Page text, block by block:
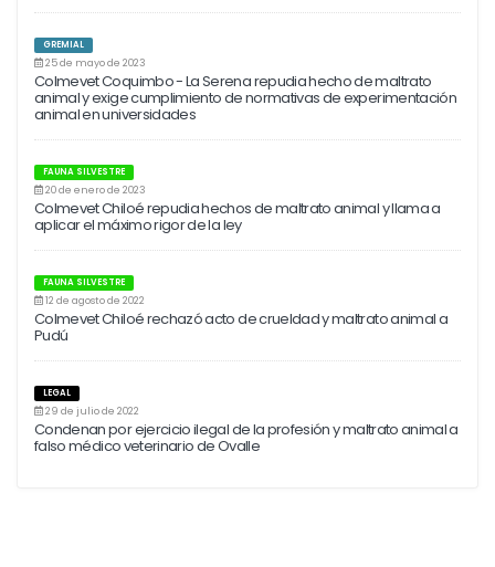
GREMIAL
25 de mayo de 2023
Colmevet Coquimbo - La Serena repudia hecho de maltrato
animal y exige cumplimiento de normativas de experimentación
animal en universidades
FAUNA SILVESTRE
20 de enero de 2023
Colmevet Chiloé repudia hechos de maltrato animal y llama a
aplicar el máximo rigor de la ley
FAUNA SILVESTRE
12 de agosto de 2022
Colmevet Chiloé rechazó acto de crueldad y maltrato animal a
Pudú
LEGAL
29 de julio de 2022
Condenan por ejercicio ilegal de la profesión y maltrato animal a
falso médico veterinario de Ovalle